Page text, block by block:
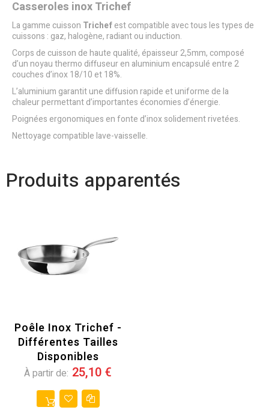
Casseroles inox Trichef
La gamme cuisson Trichefest compatible avec tous les types de
cuissons : gaz, halogène, radiant ou induction.
Corps de cuisson de haute qualité, épaisseur 2,5mm, composé
d’un noyau thermo diffuseur en aluminium encapsulé entre 2
couches d’inox 18/10 et 18%.
L’aluminium garantit une diffusion rapide et uniforme de la
chaleur permettant d’importantes économies d’énergie.
Poignées ergonomiques en fonte d’inox solidement rivetées.
Nettoyage compatible lave-vaisselle.
Produits apparentés
Poêle Inox Trichef -
Différentes Tailles
Disponibles
À partir de 25,10 €